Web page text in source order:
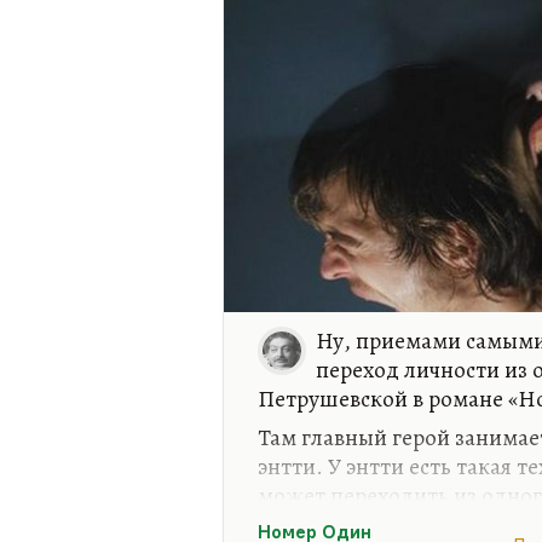
реакцию. Но я откровенно
Ну, приемами
переход личности из
Петрушевской в романе
Там главный герой
энтти. У энтти есть такая
может переходить из
душу, свое «я» умудрился
Номер Один